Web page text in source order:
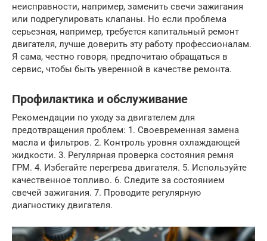
неисправности, например, заменить свечи зажигания
или подрегулировать клапаны. Но если проблема
серьезная, например, требуется капитальный ремонт
двигателя, лучше доверить эту работу профессионалам.
Я сама, честно говоря, предпочитаю обращаться в
сервис, чтобы быть уверенной в качестве ремонта.
Профилактика и обслуживание
Рекомендации по уходу за двигателем для
предотвращения проблем: 1. Своевременная замена
масла и фильтров. 2. Контроль уровня охлаждающей
жидкости. 3. Регулярная проверка состояния ремня
ГРМ. 4. Избегайте перегрева двигателя. 5. Используйте
качественное топливо. 6. Следите за состоянием
свечей зажигания. 7. Проводите регулярную
диагностику двигателя.